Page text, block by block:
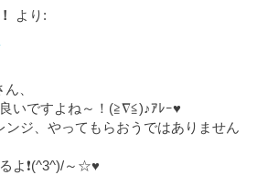
より:
ん、
いですよね～！(≧∇≦)♪ｱﾚｰ♥
ンジ、やってもらおうではありません
よ❗(^3^)/～☆♥